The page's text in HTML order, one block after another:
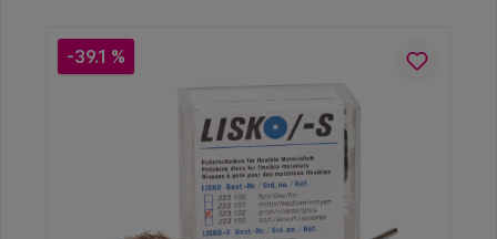
-39.1 %